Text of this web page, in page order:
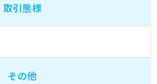
取引態様
その他